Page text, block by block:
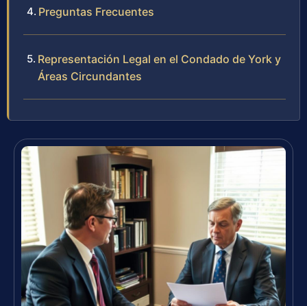
Preguntas Frecuentes
Representación Legal en el Condado de York y
Áreas Circundantes